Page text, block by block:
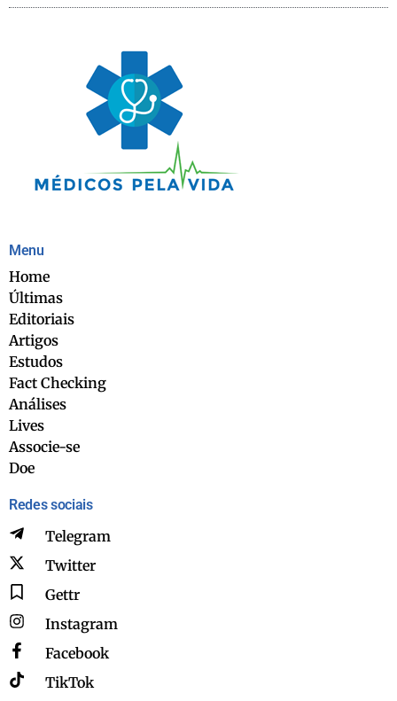
Menu
Home
Últimas
Editoriais
Artigos
Estudos
Fact Checking
Análises
Lives
Associe-se
Doe
Redes sociais
Telegram
Twitter
Gettr
Instagram
Facebook
TikTok